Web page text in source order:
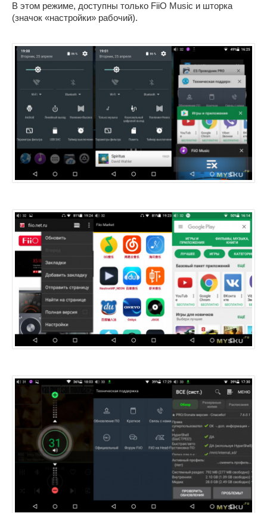
В этом режиме, доступны только FiiO Music и шторка
(значок «настройки» рабочий).